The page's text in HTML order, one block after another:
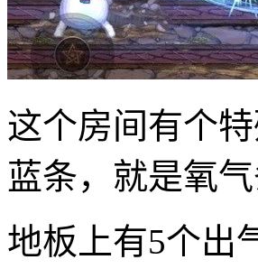
这个房间有个
蓝条，就是氧
地板上有5个出